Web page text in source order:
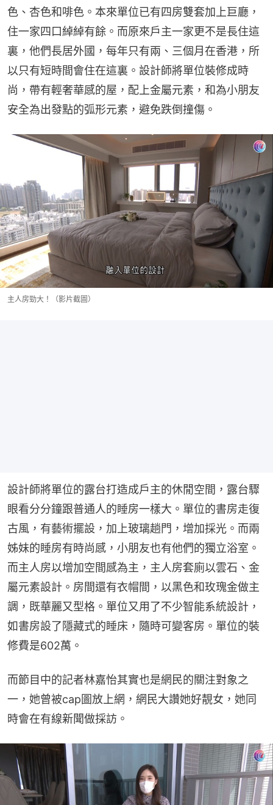
色、杏色和啡色。本來單位已有四房雙套加上巨廳，
住一家四口綽綽有餘。而原來戶主一家更不是長住這
裏，他們長居外國，每年只有兩、三個月在香港，所
以只有短時間會住在這裏。設計師將單位裝修成時
尚，帶有輕奢華感的屋，配上金屬元素，和為小朋友
安全為出發點的弧形元素，避免跌倒撞傷。
主人房勁大！（影片截圖）
設計師將單位的露台打造成戶主的休閒空間，露台驟
眼看分分鐘跟普通人的睡房一樣大。單位的書房走復
古風，有藝術擺設，加上玻璃趟門，增加採光。而兩
姊妹的睡房有時尚感，小朋友也有他們的獨立浴室。
而主人房以增加空間感為主，主人房套廁以雲石、金
屬元素設計。房間還有衣帽間，以黑色和玫瑰金做主
調，既華麗又型格。單位又用了不少智能系統設計，
如書房設了隱藏式的睡床，隨時可變客房。單位的裝
修費是602萬。
而節目中的記者林嘉怡其實也是網民的關注對象之
一，她曾被cap圖放上網，網民大讚她好靚女，她同
時會在有線新聞做採訪。